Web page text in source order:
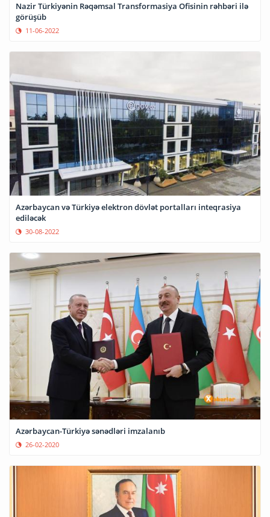
Nazir Türkiyənin Rəqəmsal Transformasiya Ofisinin rəhbəri ilə
görüşüb
11-06-2022
Azərbaycan və Türkiyə elektron dövlət portalları inteqrasiya
ediləcək
30-08-2022
Azərbaycan-Türkiyə sənədləri imzalanıb
26-02-2020